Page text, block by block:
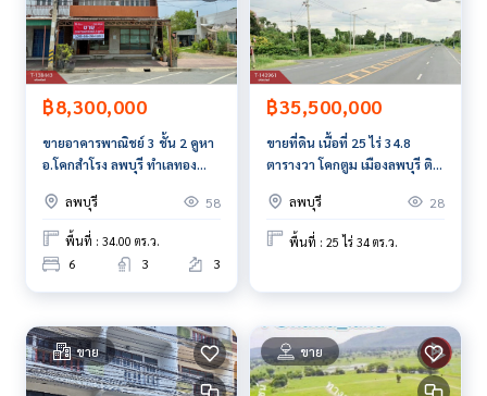
สนใจดูทรัพย์อื่นๆ เพิ่มเติม มากกว่า 3,000 รายการ
www.tb.co.th
The Best Property Agent CO,.LTD. ผู้นำด้านธุรกิจนายหน้า ตัวแ
ยี และ นวัตกรรมที่สร้างสรรค์ เพื่อส่งมอบบริการที่ดีที่สุดเพื่อคุณ ใ
ห้บริการด้าน ซื้อ ขาย เช่า อสังหาริมทรัพย์
฿8,300,000
ขายอาคารพาณิชย์ 3 ชั้น 2 คูหา
อ.โคกสำโรง ลพบุรี ทำเลทอง
ลพบุรี
58
พื้นที่ : 34.00 ตร.ว.
6 3 3
฿35,500,000
ขายที่ดิน เนื้อที่ 25 ไร่ 34.8
ตารางวา​ โคกตูม เมืองลพบุรี ติด
ลพบุรี
28
พื้นที่ : 25 ไร่ 34 ตร.ว.
ขาย ขาย